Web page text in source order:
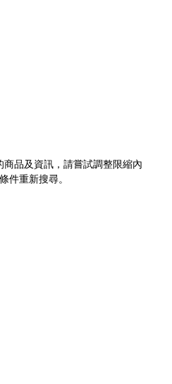
品及資訊，請嘗試調整限縮內
件重新搜尋。